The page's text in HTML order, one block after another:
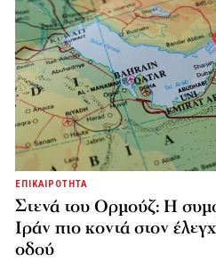
ΕΠΙΚΑΙΡΟΤΗΤΑ
Στενά του Ορμούζ: Η
Ιράν πιο κοντά στον
οδού